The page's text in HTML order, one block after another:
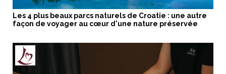
Les 4 plus beaux parcs naturels de Croatie : une autre
façon de voyager au cœur d'une nature préservée